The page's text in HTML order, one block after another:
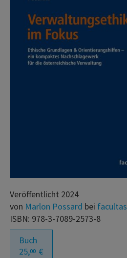
Veröffentlicht 2024
von Marlon Possard bei facultas
ISBN: 978-3-7089-2573-8
Buch
25,00 €